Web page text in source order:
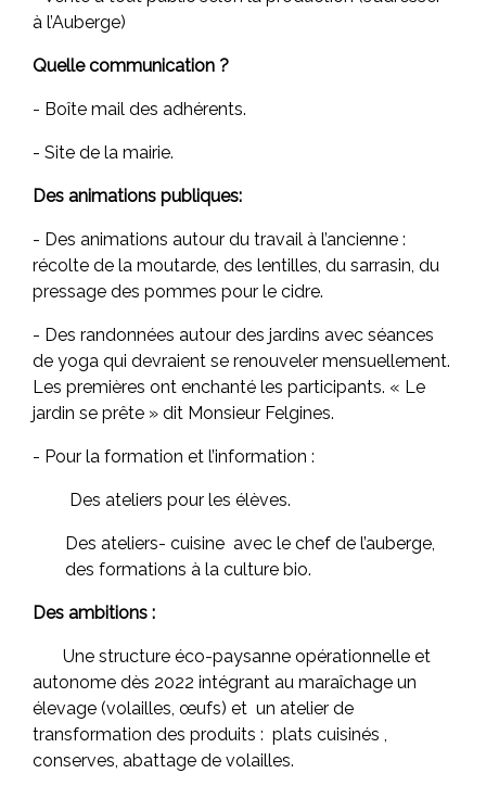
à l’Auberge)
Quelle communication ?
- Boîte mail des adhérents.
- Site de la mairie.
Des animations publiques:
- Des animations autour du travail à l’ancienne :
récolte de la moutarde, des lentilles, du sarrasin, du
pressage des pommes pour le cidre.
- Des randonnées autour des jardins avec séances
de yoga qui devraient se renouveler mensuellement.
Les premières ont enchanté les participants. « Le
jardin se prête » dit Monsieur Felgines.
- Pour la formation et l’information :
Des ateliers pour les élèves.
Des ateliers- cuisine avec le chef de l’auberge,
des formations à la culture bio.
Des ambitions :
Une structure éco-paysanne opérationnelle et
autonome dès 2022 intégrant au maraîchage un
élevage (volailles, œufs) et un atelier de
transformation des produits : plats cuisinés ,
conserves, abattage de volailles.